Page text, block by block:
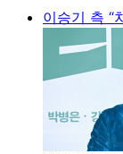
이승기 측 “